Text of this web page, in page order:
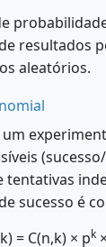
resultados
aleatórios.
tentativas
sucesso é
= C(n,k) × pk